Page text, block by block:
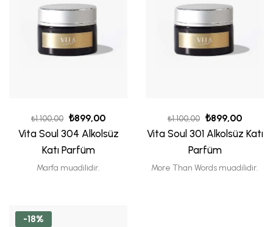
₺1.100,00 ₺899,00
Vita Soul 304 Alkolsüz
Katı Parfüm
Marfa muadilidir.
₺1.100,00 ₺899,00
Vita Soul 301 Alkolsüz Katı
Parfüm
More Than Words muadilidir.
-18%